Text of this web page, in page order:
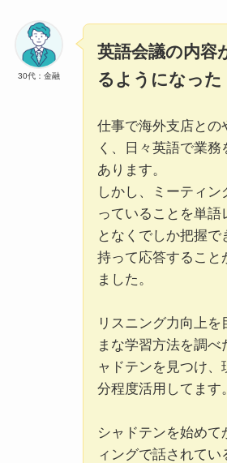
30代：金融
英語会議の内容
るようになった
仕事で海外支店との
く、日々英語で業務
あります。
しかし、ミーティン
っていることを単語
となくでしか把握で
持って応答すること
ました。
リスニング力向上を
まな学習方法を調べ
ャドテンを見つけ、
分程度活用してます。
シャドテンを始めて
ィングで話されてい